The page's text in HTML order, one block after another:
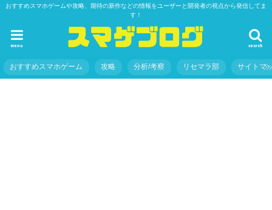
おすすめスマホゲームや攻略、期待の新作などの情報をユーザーと開発者の視点から発信してま
す！
search
menu
おすすめスマホゲーム 攻略 分析/考察 リセマラ部 サイトマ